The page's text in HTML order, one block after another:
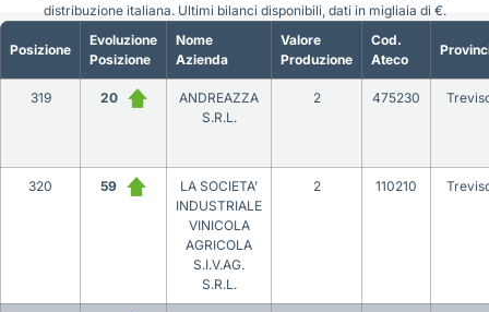
Posizione
Evoluzione
Posizione
Nome
Azienda
Valore
Produzione
Cod.
Ateco
319 20
ANDREAZZA
S.R.L.
2 475230
320 59
LA SOCIETA’
INDUSTRIALE
VINICOLA
AGRICOLA
S.I.V.AG.
S.R.L.
2 110210
distribuzione italiana. Ultimi bilanci disponibili, dati in migliaia di €.